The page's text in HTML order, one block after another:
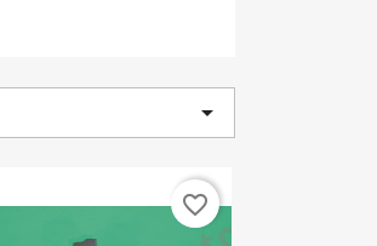

favorite_border